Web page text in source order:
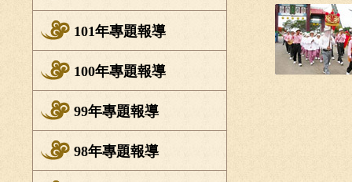
101年專題報導
100年專題報導
99年專題報導
98年專題報導